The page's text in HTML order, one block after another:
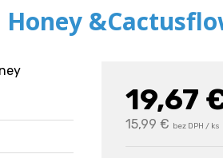
Honey
19,67
15,99 € bez DPH / ks